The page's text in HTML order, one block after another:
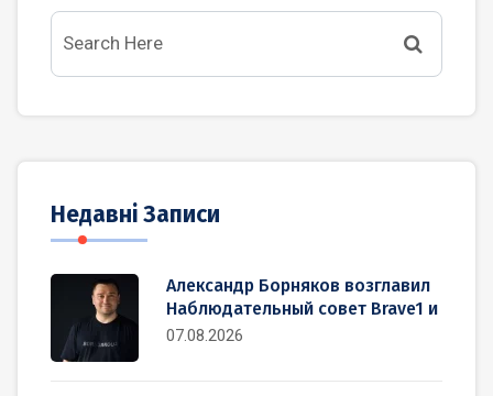
Недавні Записи
Александр Борняков возглавил
Наблюдательный совет Brave1 и
07.08.2026